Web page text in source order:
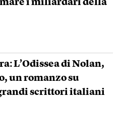
i miliardari della
L’Odissea di Nolan,
un romanzo su
scrittori italiani